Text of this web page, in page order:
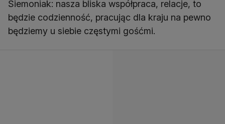
Siemoniak: nasza bliska współpraca, relacje, to
będzie codzienność, pracując dla kraju na pewno
będziemy u siebie częstymi gośćmi.